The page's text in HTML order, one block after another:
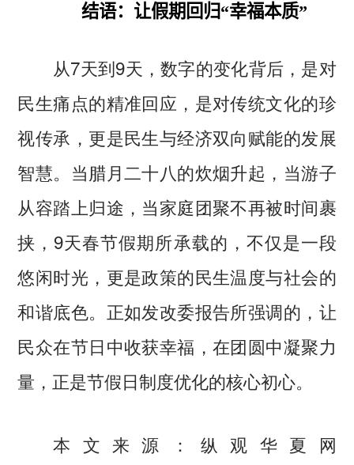
结语：让假期回归“幸福本质”
从7天到9天，数字的变化背后，是对
民生痛点的精准回应，是对传统文化的珍
视传承，更是民生与经济双向赋能的发展
智慧。当腊月二十八的炊烟升起，当游子
从容踏上归途，当家庭团聚不再被时间裹
挟，9天春节假期所承载的，不仅是一段
悠闲时光，更是政策的民生温度与社会的
和谐底色。正如发改委报告所强调的，让
民众在节日中收获幸福，在团圆中凝聚力
量，正是节假日制度优化的核心初心。
本文来源：纵观华夏网